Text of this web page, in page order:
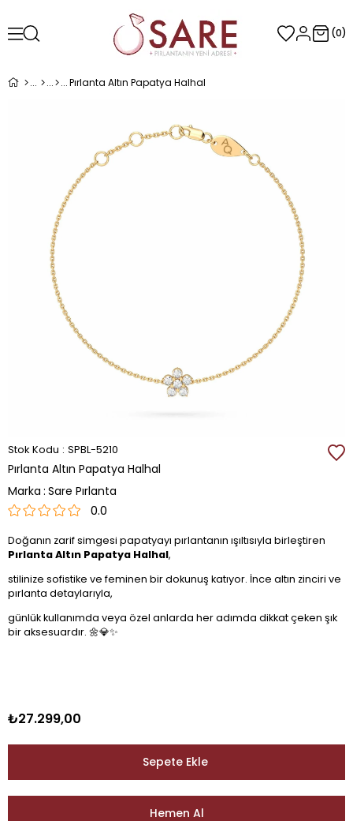
0
Pırlanta Altın Papatya Halhal
Stok Kodu SPBL-5210
Pırlanta Altın Papatya Halhal
Marka : Sare Pırlanta
0.0
Doğanın zarif simgesi papatyayı pırlantanın ışıltısıyla birleştiren
Pırlanta Altın Papatya Halhal,
stilinize sofistike ve feminen bir dokunuş katıyor. İnce altın zinciri ve
pırlanta detaylarıyla,
günlük kullanımda veya özel anlarda her adımda dikkat çeken şık
bir aksesuardır. 🌼💎✨
₺27.299,00